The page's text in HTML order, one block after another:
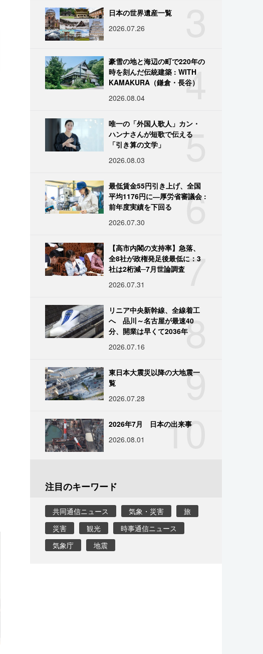
日本の世界遺産一覧
2026.07.26
4
豪雪の地と海辺の町で220年の
時を刻んだ伝統建築 : WITH
KAMAKURA（鎌倉・長谷）
2026.08.04
5
唯一の「外国人歌人」カン・
ハンナさんが短歌で伝える
「引き算の文学」
2026.08.03
6
最低賃金55円引き上げ、全国
平均1176円に―厚労省審議会 :
前年度実績を下回る
2026.07.30
7
【高市内閣の支持率】急落、
全8社が政権発足後最低に：3
社は2桁減─7月世論調査
2026.07.31
8
リニア中央新幹線、全線着工
へ 品川～名古屋が最速40
分、開業は早くて2036年
2026.07.16
9
東日本大震災以降の大地震一
覧
2026.07.28
10
2026年7月 日本の出来事
2026.08.01
注目のキーワード
共同通信ニュース 気象・災害
旅
災害
観光
時事通信ニュース
気象庁
地震